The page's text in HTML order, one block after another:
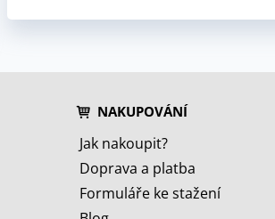
NAKUPOVÁNÍ
Jak nakoupit?
Doprava a platba
Formuláře ke stažení